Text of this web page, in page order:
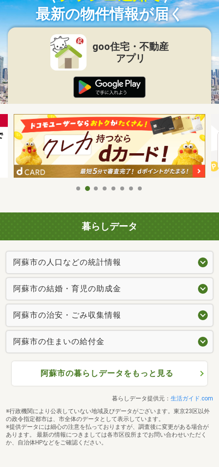
最新の物件情報が届く
goo住宅・不動産
アプリ
暮らしデータ
阿蘇市の人口などの統計情報
阿蘇市の結婚・育児の助成金
阿蘇市の治安・ごみ収集情報
阿蘇市の住まいの給付金
阿蘇市の暮らしデータをもっと見る
暮らしデータ提供元： 生活ガイド.com
※行政機関により公表していない地域及びデータがございます。東京23区以外
の政令指定都市は、市全体のデータとして表示しています。
※提供データには細心の注意を払っておりますが、調査後に変更がある場合が
あります。 最新の情報につきましては各市区役所までお問い合わせいただく
か、自治体HPなどをご確認ください。